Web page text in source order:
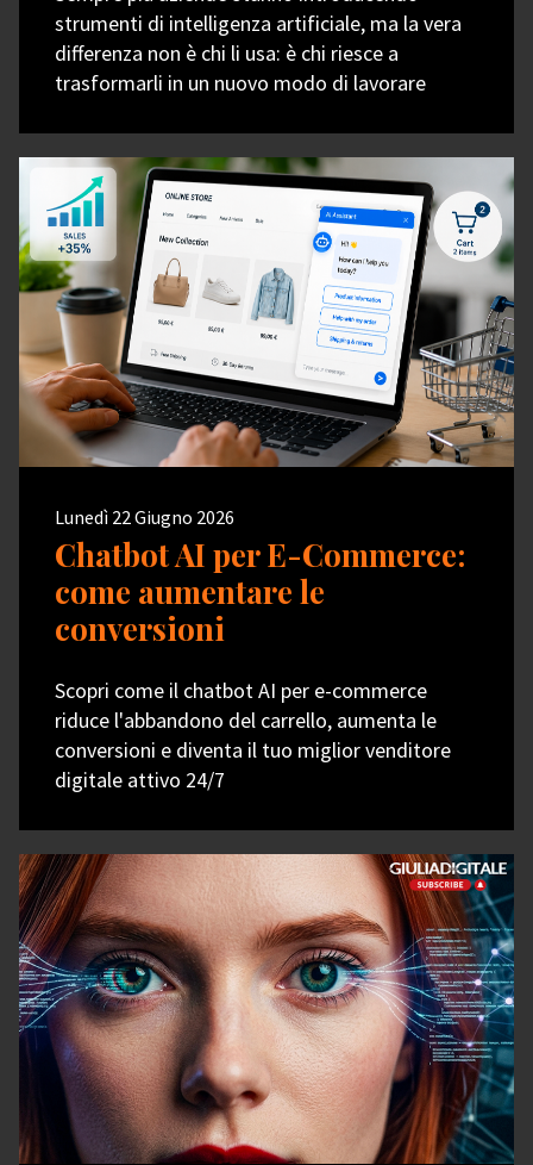
strumenti di intelligenza artificiale, ma la vera
differenza non è chi li usa: è chi riesce a
trasformarli in un nuovo modo di lavorare
Lunedì 22 Giugno 2026
Chatbot AI per E-Commerce:
come aumentare le
conversioni
Scopri come il chatbot AI per e-commerce
riduce l'abbandono del carrello, aumenta le
conversioni e diventa il tuo miglior venditore
digitale attivo 24/7